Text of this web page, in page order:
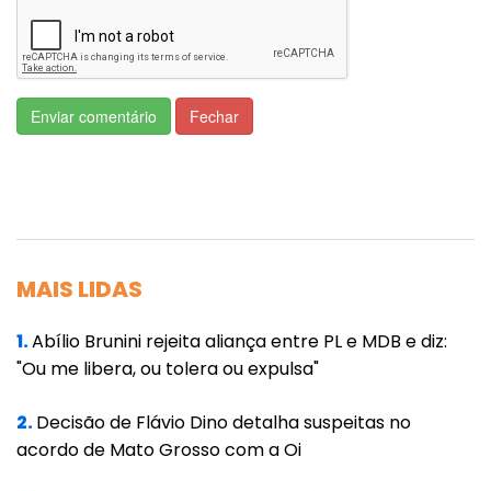
assessoramento ao presidente para temas
ligados à pandemia e com defesa de teses
negacionistas.
vacina e enalteceram, em sintonia com
eficácia comprovada contra a Covid.
gabinete paralelo participou de ao menos 24
Enviar comentário Fechar
MAIS LIDAS
1.Abílio Brunini rejeita aliança entre PL e MDB e diz:
"Ou me libera, ou tolera ou expulsa"
2.Decisão de Flávio Dino detalha suspeitas no
acordo de Mato Grosso com a Oi